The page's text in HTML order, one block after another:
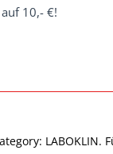
10,- €!
LABOKLIN.